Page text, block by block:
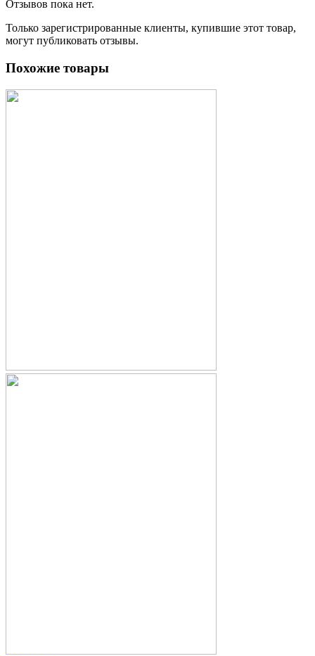
Отзывов пока нет.
Только зарегистрированные клиенты, купившие этот товар,
могут публиковать отзывы.
Похожие товары